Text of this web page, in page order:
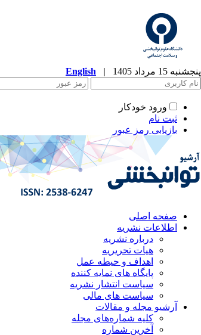
پنجشنبه 15 مرداد 1405 |
English
ورود خودکار
ثبت نام
بازیابی رمز عبور
صفحه اصلی
اطلاعات نشریه
درباره نشریه
هیات تحریریه
اهداف و حیطه عمل
پایگاه های نمایه کننده
سیاست انتشار نشریه
سیاست های مالی
آرشیو مجله و مقالات
کلیه شماره‌های مجله
آخرین شماره